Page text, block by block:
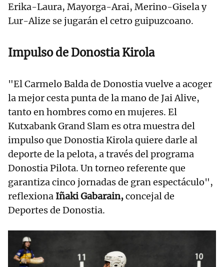
Erika-Laura, Mayorga-Arai, Merino-Gisela y
Lur-Alize se jugarán el cetro guipuzcoano.
Impulso de Donostia Kirola
"El Carmelo Balda de Donostia vuelve a acoger
la mejor cesta punta de la mano de Jai Alive,
tanto en hombres como en mujeres. El
Kutxabank Grand Slam es otra muestra del
impulso que Donostia Kirola quiere darle al
deporte de la pelota, a través del programa
Donostia Pilota. Un torneo referente que
garantiza cinco jornadas de gran espectáculo",
reflexiona Iñaki Gabarain,concejal de
Deportes de Donostia.